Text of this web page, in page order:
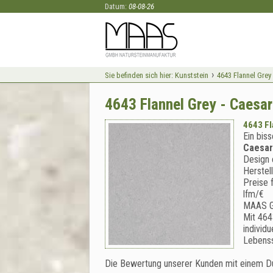
Datum: 08-08-26
Sie befinden sich hier: Kunststein › 4643 Flannel Grey
4643 Flannel Grey -
4643
Ein
Design
Preise
lfm/€
MAAS
Mit
Die Bewertung unserer Kunden mit einem